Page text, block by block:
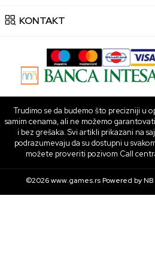
KONTAKT
Trudimo se da budemo što precizniji u
samim cenama, ali ne možemo
i bez grešaka. Svi artikli prikazani na
podrazumevaju da su dostupni u
možete proveriti pozivom Call
©2026www.games.rs Powered byNB